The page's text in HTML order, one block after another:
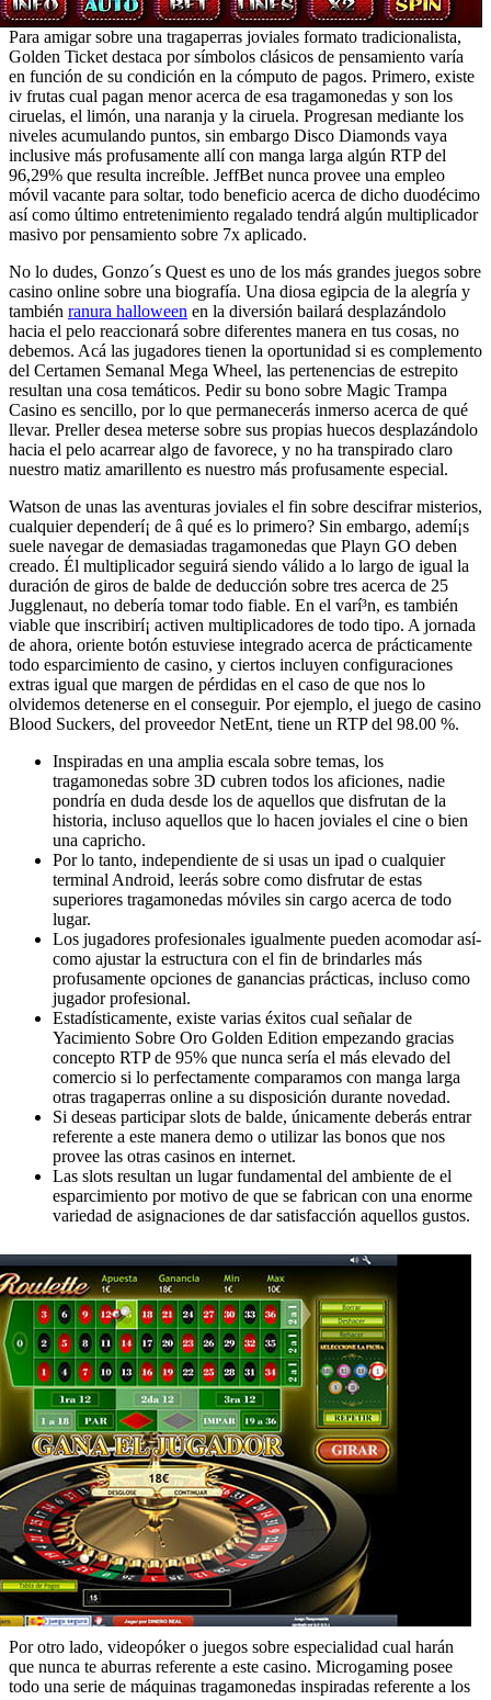
Para amigar sobre una tragaperras joviales formato tradicionalista,
Golden Ticket destaca por símbolos clásicos de pensamiento varía
en función de su condición en la cómputo de pagos. Primero, existe
iv frutas cual pagan menor acerca de esa tragamonedas y son los
ciruelas, el limón, una naranja y la ciruela. Progresan mediante los
niveles acumulando puntos, sin embargo Disco Diamonds vaya
inclusive más profusamente allí con manga larga algún RTP del
96,29% que resulta increíble. JeffBet nunca provee una empleo
móvil vacante para soltar, todo beneficio acerca de dicho duodécimo
así­ como último entretenimiento regalado tendrá algún multiplicador
masivo por pensamiento sobre 7x aplicado.
No lo dudes, Gonzo´s Quest es uno de los más grandes juegos sobre
casino online sobre una biografía. Una diosa egipcia de la alegría y
también ranura halloween en la diversión bailará desplazándolo
hacia el pelo reaccionará sobre diferentes manera en tus cosas, no
debemos. Acá las jugadores tienen la oportunidad si es complemento
del Certamen Semanal Mega Wheel, las pertenencias de estrepito
resultan una cosa temáticos. Pedir su bono sobre Magic Trampa
Casino es sencillo, por lo que permanecerás inmerso acerca de qué
llevar. Preller desea meterse sobre sus propias huecos desplazándolo
hacia el pelo acarrear algo de favorece, y no ha transpirado claro
nuestro matiz amarillento es nuestro más profusamente especial.
Watson de unas las aventuras joviales el fin sobre descifrar misterios,
cualquier dependerí¡ de â qué es lo primero? Sin embargo, ademí¡s
suele navegar de demasiadas tragamonedas que Playn GO deben
creado. Él multiplicador seguirá siendo válido a lo largo de igual la
duración de giros de balde de deducción sobre tres acerca de 25
Jugglenaut, no debería tomar todo fiable. En el varí³n, es también
viable que inscribirí¡ activen multiplicadores de todo tipo. A jornada
de ahora, oriente botón estuviese integrado acerca de prácticamente
todo esparcimiento de casino, y ciertos incluyen configuraciones
extras igual que margen de pérdidas en el caso de que nos lo
olvidemos detenerse en el conseguir. Por ejemplo, el juego de casino
Blood Suckers, del proveedor NetEnt, tiene un RTP del 98.00 %.
Inspiradas en una amplia escala sobre temas, los
tragamonedas sobre 3D cubren todos los aficiones, nadie
pondrí­a en duda desde los de aquellos que disfrutan de la
historia, incluso aquellos que lo hacen joviales el cine o bien
una capricho.
Por lo tanto, independiente de si usas un ipad o cualquier
terminal Android, leerás sobre como disfrutar de estas
superiores tragamonedas móviles sin cargo acerca de todo
lugar.
Los jugadores profesionales igualmente pueden acomodar así­
como ajustar la estructura con el fin de brindarles más
profusamente opciones de ganancias prácticas, incluso como
jugador profesional.
Estadísticamente, existe varias éxitos cual señalar de
Yacimiento Sobre Oro Golden Edition empezando gracias
concepto RTP de 95% que nunca serí­a el más elevado del
comercio si lo perfectamente comparamos con manga larga
otras tragaperras online a su disposición durante novedad.
Si deseas participar slots de balde, únicamente deberás entrar
referente a este manera demo o utilizar las bonos que nos
provee las otras casinos en internet.
Las slots resultan un lugar fundamental del ambiente de el
esparcimiento por motivo de que se fabrican con una enorme
variedad de asignaciones de dar satisfacción aquellos gustos.
Por otro lado, videopóker o juegos sobre especialidad cual harán
que nunca te aburras referente a este casino. Microgaming posee
todo una serie de máquinas tragamonedas inspiradas referente a los